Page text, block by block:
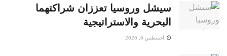
سيشل وروسيا تعززان شراكتهما
البحرية والاستراتيجية
أغسطس 6, 2026